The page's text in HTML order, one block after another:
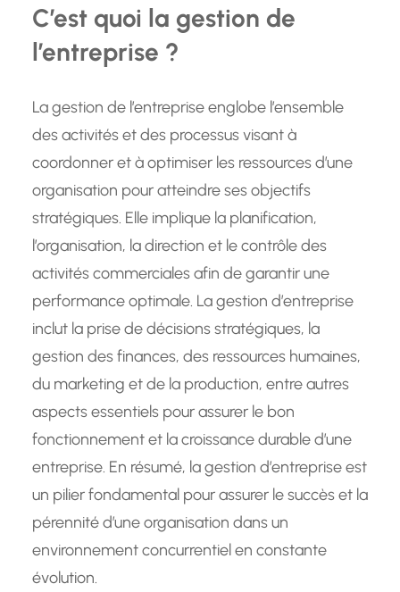
C’est quoi la gestion de
l’entreprise ?
La gestion de l’entreprise englobe l’ensemble
des activités et des processus visant à
coordonner et à optimiser les ressources d’une
organisation pour atteindre ses objectifs
stratégiques. Elle implique la planification,
l’organisation, la direction et le contrôle des
activités commerciales afin de garantir une
performance optimale. La gestion d’entreprise
inclut la prise de décisions stratégiques, la
gestion des finances, des ressources humaines,
du marketing et de la production, entre autres
aspects essentiels pour assurer le bon
fonctionnement et la croissance durable d’une
entreprise. En résumé, la gestion d’entreprise est
un pilier fondamental pour assurer le succès et la
pérennité d’une organisation dans un
environnement concurrentiel en constante
évolution.